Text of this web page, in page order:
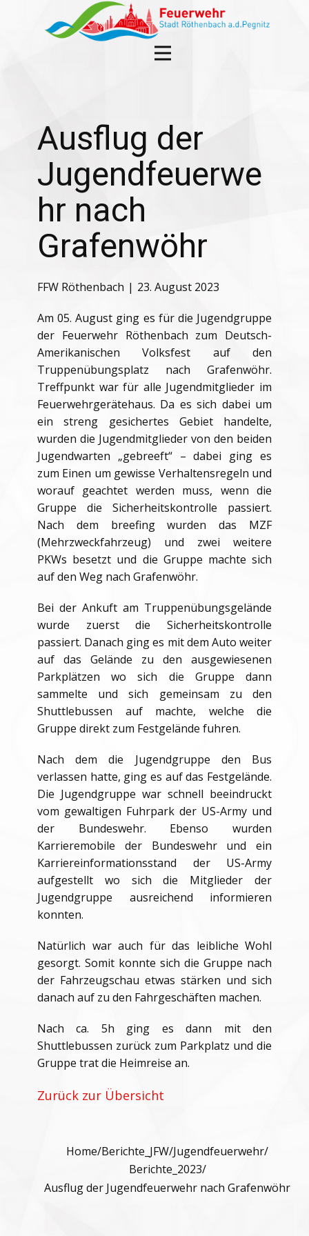
Ausflug der
Jugendfeuerwe
hr nach
Grafenwöhr
FFW Röthenbach 23. August 2023
Am 05. August ging es für die Jugendgruppe
der Feuerwehr Röthenbach zum Deutsch-
Amerikanischen Volksfest auf den
Truppenübungsplatz nach Grafenwöhr.
Treffpunkt war für alle Jugendmitglieder im
Feuerwehrgerätehaus. Da es sich dabei um
ein streng gesichertes Gebiet handelte,
wurden die Jugendmitglieder von den beiden
Jugendwarten „gebreeft“ – dabei ging es
zum Einen um gewisse Verhaltensregeln und
worauf geachtet werden muss, wenn die
Gruppe die Sicherheitskontrolle passiert.
Nach dem breefing wurden das MZF
(Mehrzweckfahrzeug) und zwei weitere
PKWs besetzt und die Gruppe machte sich
auf den Weg nach Grafenwöhr.
Bei der Ankuft am Truppenübungsgelände
wurde zuerst die Sicherheitskontrolle
passiert. Danach ging es mit dem Auto weiter
auf das Gelände zu den ausgewiesenen
Parkplätzen wo sich die Gruppe dann
sammelte und sich gemeinsam zu den
Shuttlebussen auf machte, welche die
Gruppe direkt zum Festgelände fuhren.
Nach dem die Jugendgruppe den Bus
verlassen hatte, ging es auf das Festgelände.
Die Jugendgruppe war schnell beeindruckt
vom gewaltigen Fuhrpark der US-Army und
der Bundeswehr. Ebenso wurden
Karrieremobile der Bundeswehr und ein
Karriereinformationsstand der US-Army
aufgestellt wo sich die Mitglieder der
Jugendgruppe ausreichend informieren
konnten.
Natürlich war auch für das leibliche Wohl
gesorgt. Somit konnte sich die Gruppe nach
der Fahrzeugschau etwas stärken und sich
danach auf zu den Fahrgeschäften machen.
Nach ca. 5h ging es dann mit den
Shuttlebussen zurück zum Parkplatz und die
Gruppe trat die Heimreise an.
Zurück zur Übersicht
Home/Berichte_JFW/Jugendfeuerwehr/
Berichte_2023/
Ausflug der Jugendfeuerwehr nach Grafenwöhr